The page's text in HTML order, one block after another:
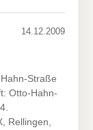
14.12.2009
Straße
Otto-Hahn-
Rellingen,